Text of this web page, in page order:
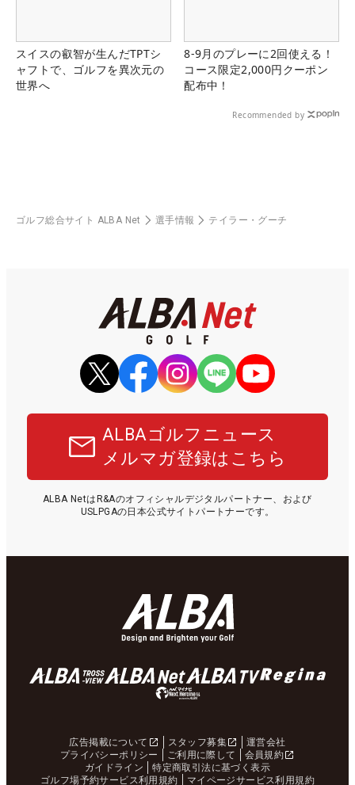
スイスの叡智が生んだTPTシ
ャフトで、ゴルフを異次元の
世界へ
8-9月のプレーに2回使える！
コース限定2,000円クーポン
配布中！
Recommended by
ゴルフ総合サイト ALBA Net 選手情報 テイラー・グーチ
ALBAゴルフニュース
メルマガ登録はこちら
ALBA NetはR&Aのオフィシャルデジタルパートナー、および
USLPGAの日本公式サイトパートナーです。
広告掲載について スタッフ募集
運営会社
プライバシーポリシー
ご利用に際して
会員規約
ガイドライン
特定商取引法に基づく表示
ゴルフ場予約サービス利用規約
マイページサービス利用規約